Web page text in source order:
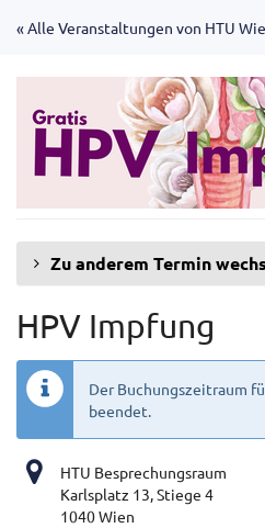
Zum
« Alle Veranstaltungen von HTU
Zu anderem Termin
HPV Impfung
Der Buchungszeitraum
beendet.
HTU Besprechungsraum
Karlsplatz 13, Stiege 4
1040 Wien